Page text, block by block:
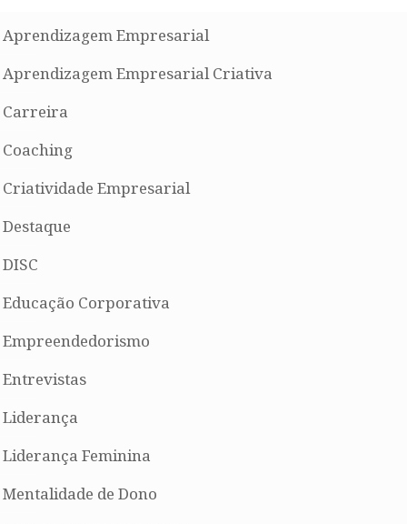
Aprendizagem Empresarial
Aprendizagem Empresarial Criativa
Carreira
Coaching
Criatividade Empresarial
Destaque
DISC
Educação Corporativa
Empreendedorismo
Entrevistas
Liderança
Liderança Feminina
Mentalidade de Dono